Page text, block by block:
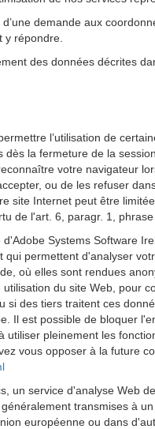
demande aux
y répondre.
des données décrites
l’utilisation de
la fermeture de la
votre navigateur
ou de les refuser
site Internet peut être
de l'art. 6, paragr. 1,
Systems Software
permettent d'analyser
où elles sont rendues
du site Web, pour
si des tiers traitent ces
Il est possible de bloquer
utiliser pleinement les
vous opposer à la future
un service d'analyse Web
transmises à
européenne ou dans